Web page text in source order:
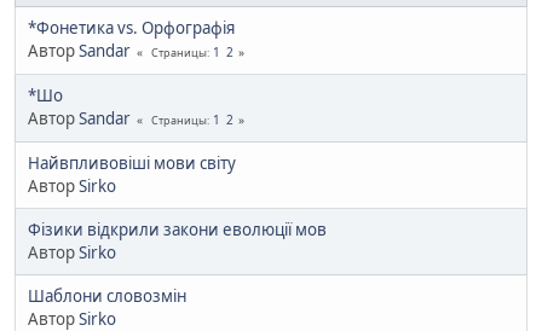
*Фонетика vs. Орфографія
АвторSandar Страницы 1 2
*Шо
АвторSandar Страницы 1 2
Найвпливовіші мови світу
АвторSirko
Фізики відкрили закони еволюції мов
АвторSirko
Шаблони словозмін
АвторSirko